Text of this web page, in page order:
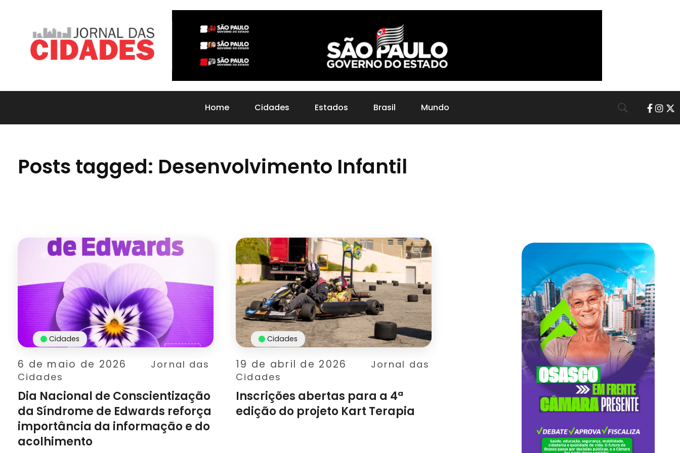
Home Cidades Estados Brasil Mundo
Posts tagged: Desenvolvimento Infantil
6 de maio de 2026
Jornal das
Cidades
Cidades
Dia Nacional de Conscientização
da Síndrome de Edwards reforça
importância da informação e do
acolhimento
19 de abril de 2026
Jornal das
Cidades
Cidades
Inscrições abertas para a 4ª
edição do projeto Kart Terapia